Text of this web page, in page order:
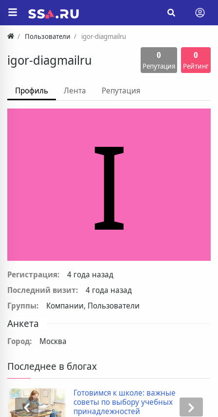
Пользователи igor-diagmailru
igor-diagmailru 0
Репутация
0
Рейтинг
Профиль Лента Репутация
I
Регистрация:
4 года назад
Последний визит:
4 года назад
Группы:
Компании, Пользователи
Анкета
Город: Москва
Последнее в блогах
Готовимся к школе: важные
советы по выбору учебных
принадлежностей